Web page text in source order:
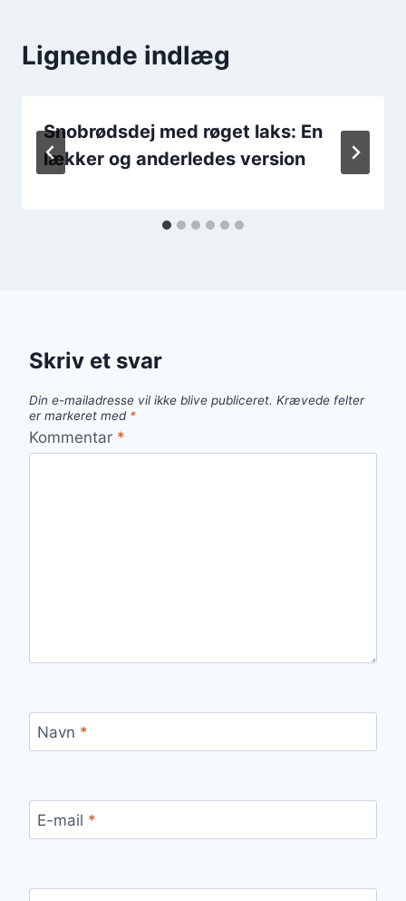
Lignende indlæg
Snobrødsdej med røget laks: En
lækker og anderledes version
Skriv et svar
Din e-mailadresse vil ikke blive publiceret. Krævede felter
er markeret med *
Kommentar *
Navn *
E-mail *